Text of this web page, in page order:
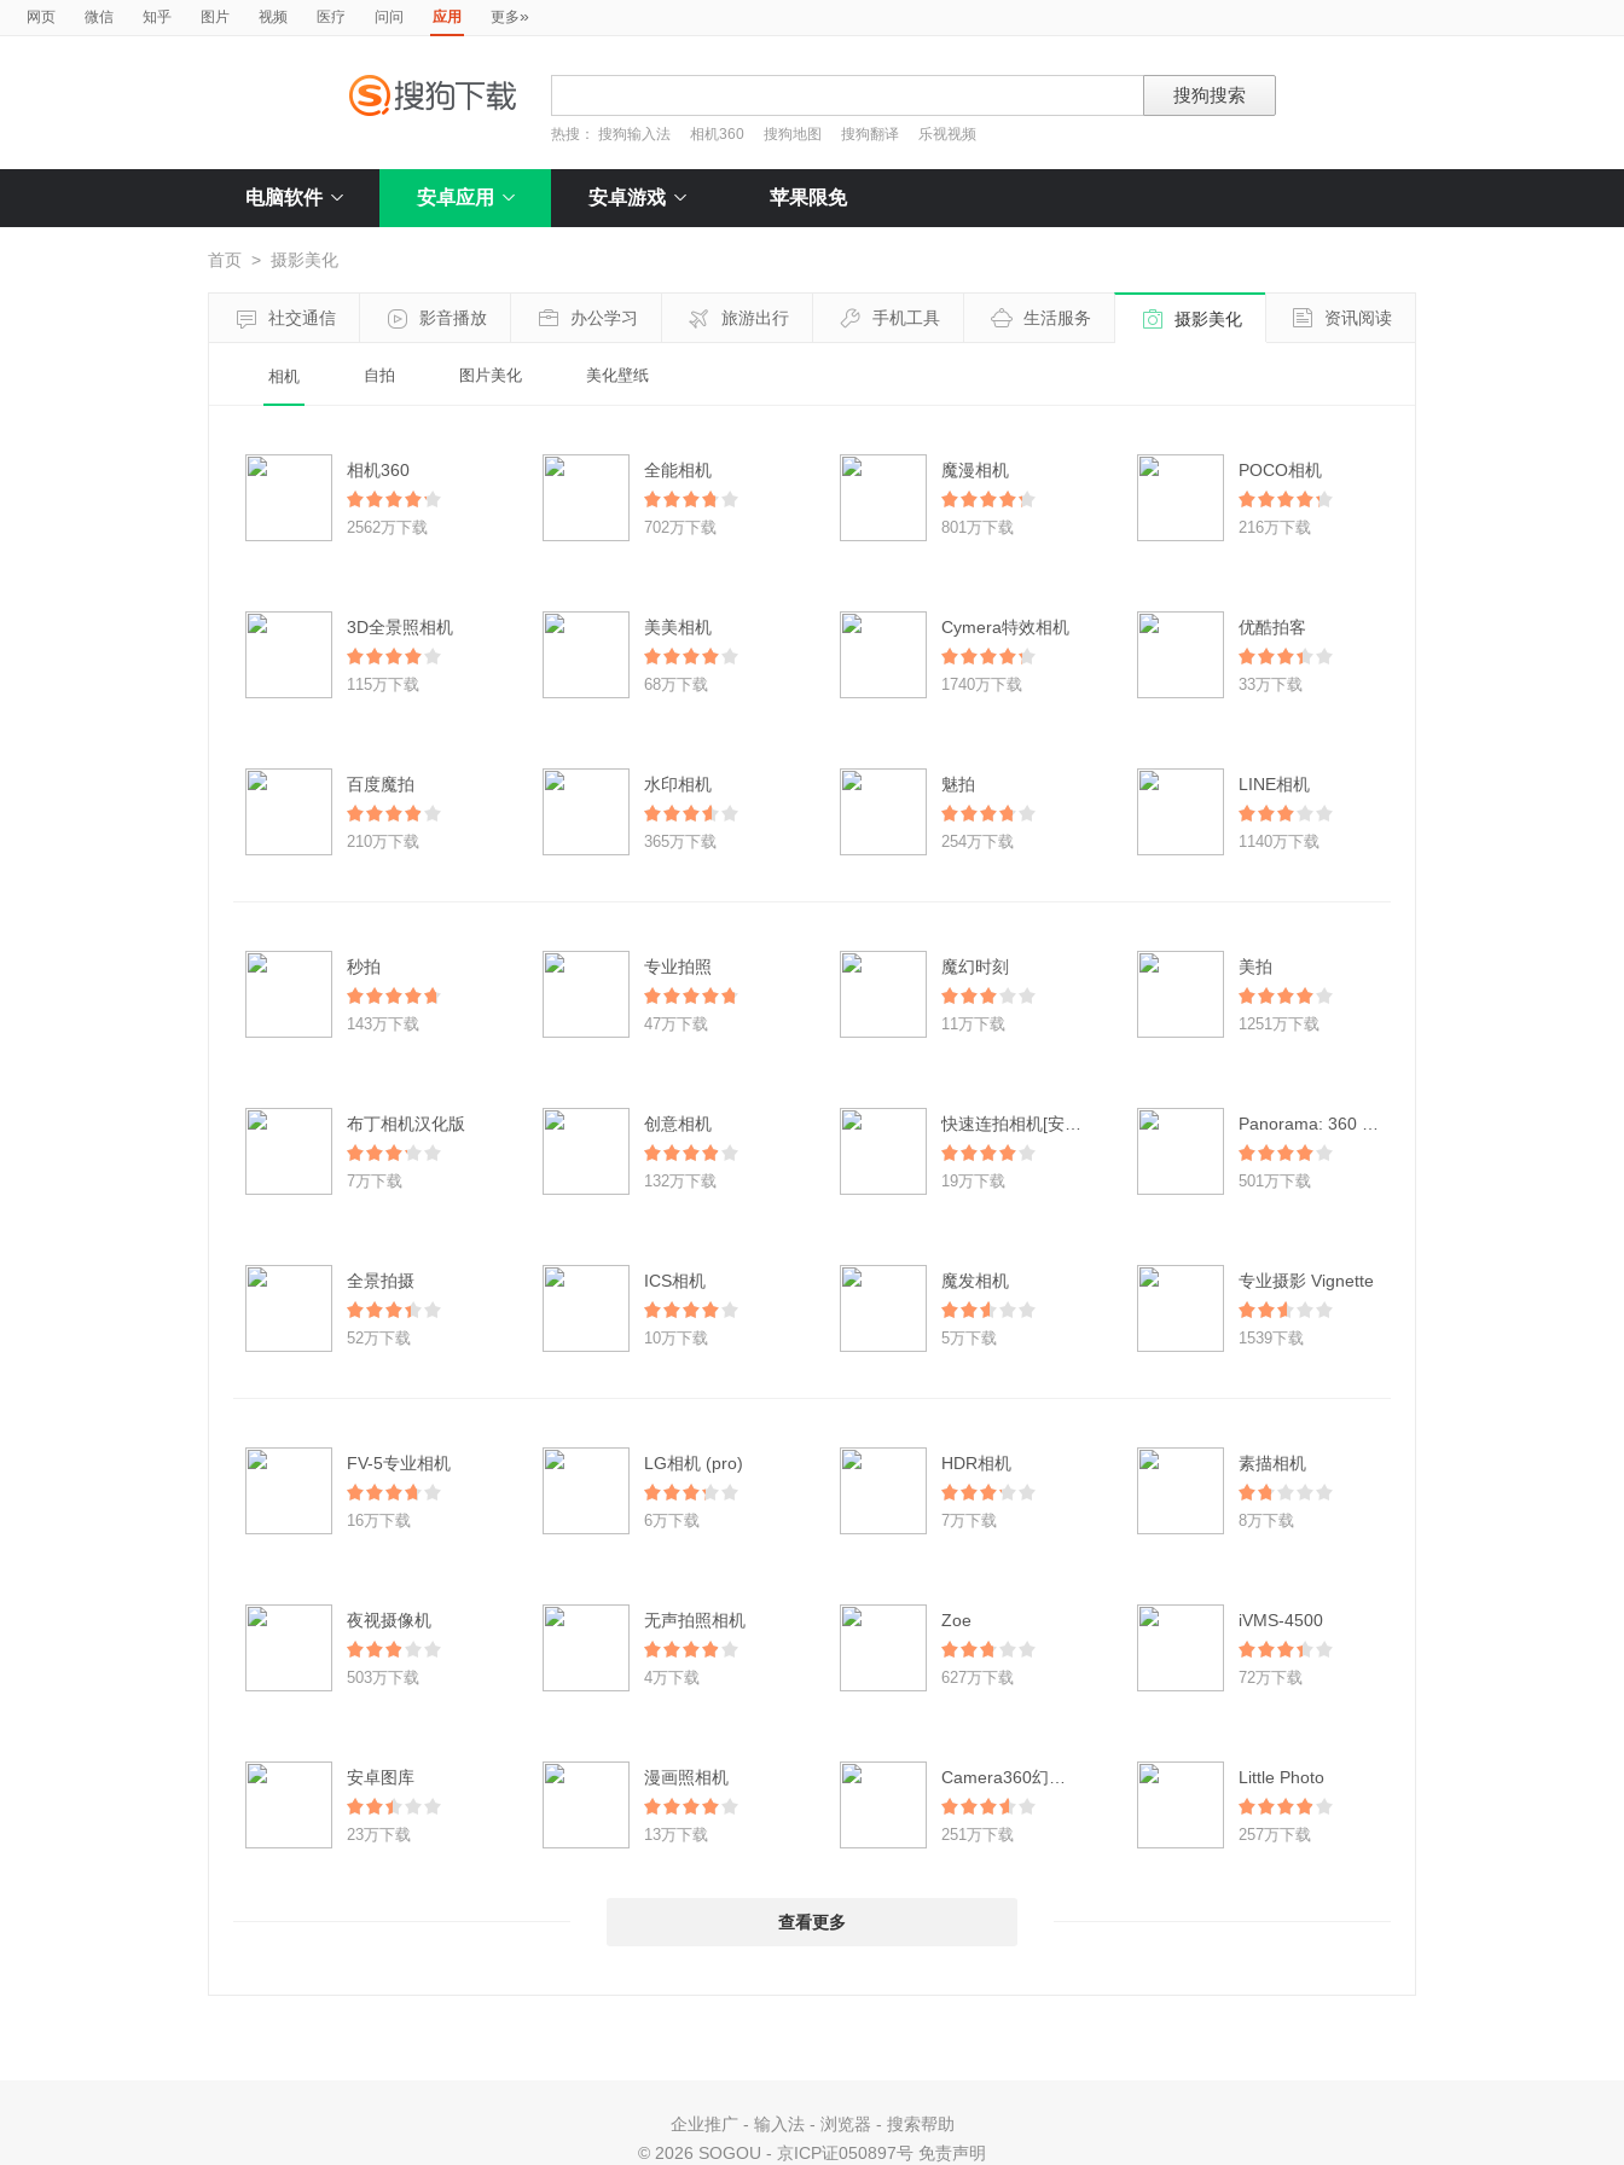
网页 微信 知乎 图片 视频 医疗 问问 应用 更多»
热搜： 搜狗输入法 相机360 搜狗地图 搜狗翻译 乐视视频
电脑软件 安卓应用 安卓游戏 苹果限免
首页 > 摄影美化
社交通信 影音播放 办公学习 旅游出行 手机工具 生活服务 摄影美化 资讯阅读
相机 自拍 图片美化 美化壁纸
相机360
2562万下载
全能相机
702万下载
魔漫相机
801万下载
POCO相机
216万下载
3D全景照相机
115万下载
美美相机
68万下载
Cymera特效相机
1740万下载
优酷拍客
33万下载
百度魔拍
210万下载
水印相机
365万下载
魅拍
254万下载
LINE相机
1140万下载
秒拍
143万下载
专业拍照
47万下载
魔幻时刻
11万下载
美拍
1251万下载
布丁相机汉化版
7万下载
创意相机
132万下载 19万下载 501万下载
全景拍摄
52万下载
ICS相机
10万下载
魔发相机
5万下载
专业摄影 Vignette
1539下载
FV-5专业相机
16万下载
LG相机 (pro)
6万下载
HDR相机
7万下载
素描相机
8万下载
夜视摄像机
503万下载
无声拍照相机
4万下载
Zoe
627万下载
iVMS-4500
72万下载
安卓图库
23万下载
漫画照相机
13万下载 251万下载
Little Photo
257万下载
查看更多
企业推广- 输入法- 浏览器 - 搜索帮助
© 2026 SOGOU - 京ICP证050897号 免责声明